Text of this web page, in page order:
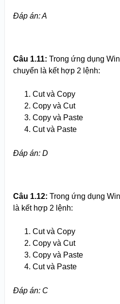
Đáp án: A
Câu 1.11: Trong ứng dụng
chuyển là kết hợp 2 lệnh:
Cut và Copy
Copy và Cut
Copy và Paste
Cut và Paste
Đáp án: D
Câu 1.12: Trong ứng dụng
là kết hợp 2 lệnh:
Cut và Copy
Copy và Cut
Copy và Paste
Cut và Paste
Đáp án: C